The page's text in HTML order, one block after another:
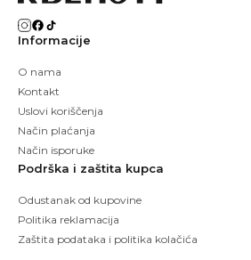
Informacije
O nama
Kontakt
Uslovi koriščenja
Način plaćanja
Način isporuke
Podrška i zaštita kupca
Odustanak od kupovine
Politika reklamacija
Zaštita podataka i politika kolačića